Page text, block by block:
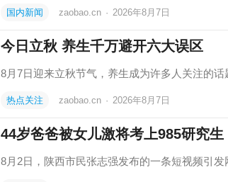
国内新闻 zaobao.cn · 2026年8月7日
今日立秋 养生千万避开六大误区
8月7日迎来立秋节气，养生成为许多人关注的
热点关注 zaobao.cn · 2026年8月7日
44岁爸爸被女儿激将考上985研究生
8月2日，陕西市民张志强发布的一条短视频引